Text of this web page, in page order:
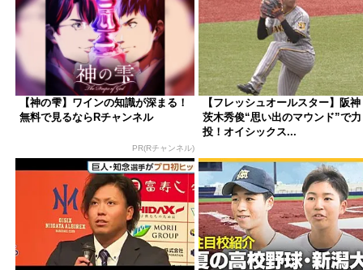
【神の雫】ワインの知識が深まる！
無料で見るならRチャンネル
PR(Rチャンネル)
【フレッシュオールスター】阪神
茨木秀俊“思い出のマウンド”で力
投！オイシックス...